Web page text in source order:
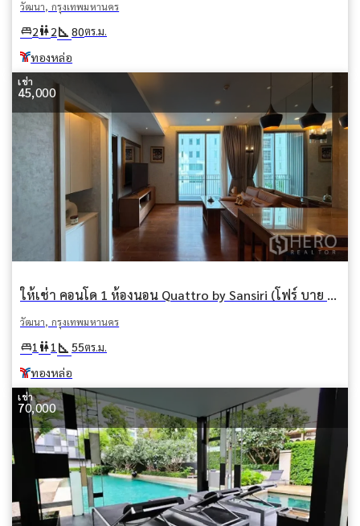
วัฒนา, กรุงเทพมหานคร
king_bed2wc2square_foot 80ตร.ม.
ทองหล่อ
เช่า
45,000
ให้เช่า คอนโด 1 ห้องนอน Quattro by Sansiri (โฟร์ บาย ซันซิริ) คลองตันเหนือ วัฒนา กรุงเทพมหานคร BTS ทองหล่อ
วัฒนา, กรุงเทพมหานคร
king_bed1 wc1 square_foot 55ตร.ม.
ทองหล่อ
เช่า
70,000